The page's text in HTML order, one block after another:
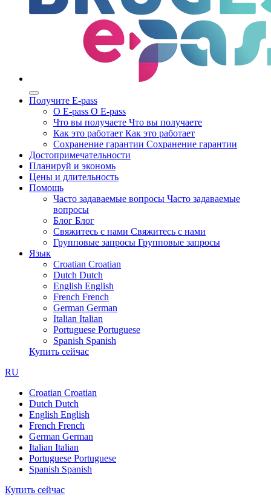
Получите E-pass
О E-pass О E-pass
Что вы получаете Что вы получаете
Как это работает Как это работает
Сохранение гарантии Сохранение гарантии
Достопримечательности
Планируй и экономь
Цены и длительность
Помощь
Часто задаваемые вопросы Часто задаваемые
вопросы
Блог Блог
Свяжитесь с нами Свяжитесь с нами
Групповые запросы Групповые запросы
Язык
Croatian Croatian
Dutch Dutch
English English
French French
German German
Italian Italian
Portuguese Portuguese
Spanish Spanish
Купить сейчас
RU
Croatian Croatian
Dutch Dutch
English English
French French
German German
Italian Italian
Portuguese Portuguese
Spanish Spanish
Купить сейчас